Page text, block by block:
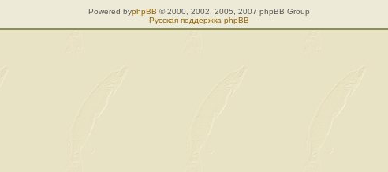
Powered byphpBB © 2000, 2002, 2005, 2007 phpBB Group
Русская поддержка phpBB